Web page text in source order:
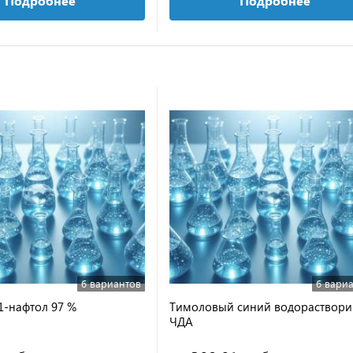
6 вариантов
нафтол 97 %
6
Тимоловый синий
ЧДА